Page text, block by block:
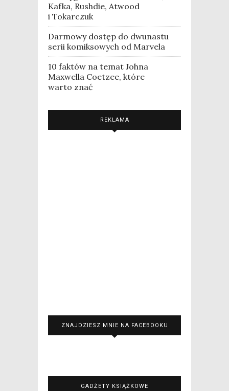
Kafka, Rushdie, Atwood
i Tokarczuk
Darmowy dostęp do dwunastu
serii komiksowych od Marvela
10 faktów na temat Johna
Maxwella Coetzee, które
warto znać
REKLAMA
ZNAJDZIESZ MNIE NA FACEBOOKU
GADŻETY KSIĄŻKOWE